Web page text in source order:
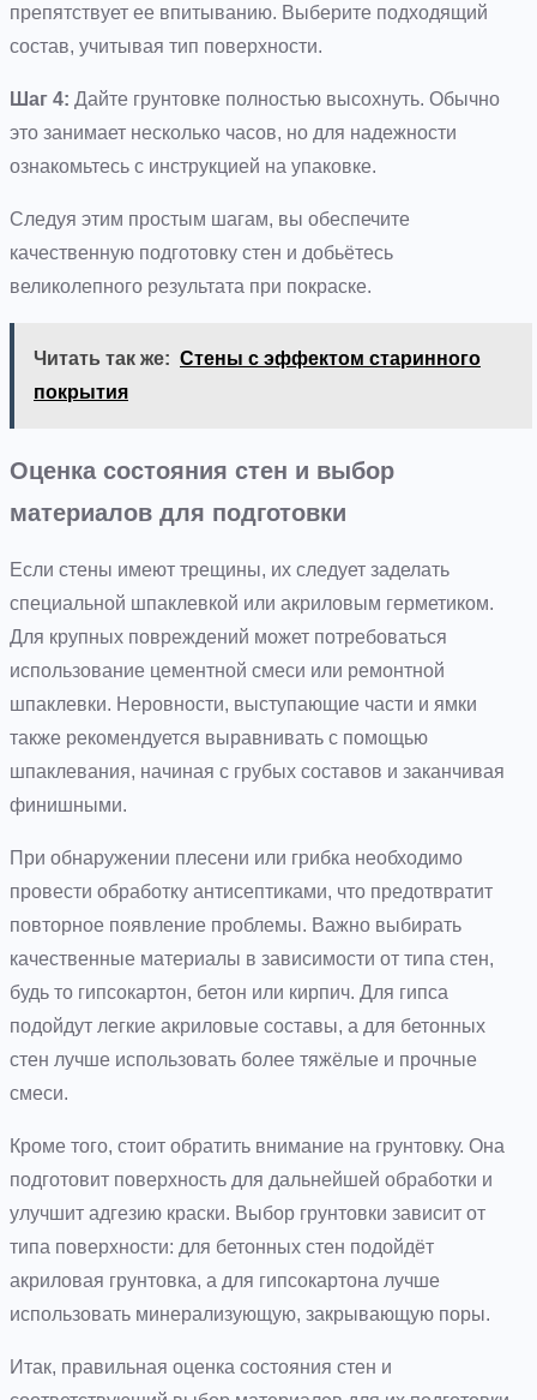
препятствует ее впитыванию. Выберите подходящий
состав, учитывая тип поверхности.
Шаг 4: Дайте грунтовке полностью высохнуть. Обычно
это занимает несколько часов, но для надежности
ознакомьтесь с инструкцией на упаковке.
Следуя этим простым шагам, вы обеспечите
качественную подготовку стен и добьётесь
великолепного результата при покраске.
Читать так же: Стены с эффектом старинного
покрытия
Оценка состояния стен и выбор
материалов для подготовки
Если стены имеют трещины, их следует заделать
специальной шпаклевкой или акриловым герметиком.
Для крупных повреждений может потребоваться
использование цементной смеси или ремонтной
шпаклевки. Неровности, выступающие части и ямки
также рекомендуется выравнивать с помощью
шпаклевания, начиная с грубых составов и заканчивая
финишными.
При обнаружении плесени или грибка необходимо
провести обработку антисептиками, что предотвратит
повторное появление проблемы. Важно выбирать
качественные материалы в зависимости от типа стен,
будь то гипсокартон, бетон или кирпич. Для гипса
подойдут легкие акриловые составы, а для бетонных
стен лучше использовать более тяжёлые и прочные
смеси.
Кроме того, стоит обратить внимание на грунтовку. Она
подготовит поверхность для дальнейшей обработки и
улучшит адгезию краски. Выбор грунтовки зависит от
типа поверхности: для бетонных стен подойдёт
акриловая грунтовка, а для гипсокартона лучше
использовать минерализующую, закрывающую поры.
Итак, правильная оценка состояния стен и